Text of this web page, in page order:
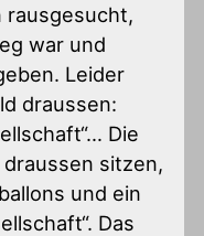
rausgesucht,
war und
Leider
draussen:
Die
sitzen,
und ein
Das